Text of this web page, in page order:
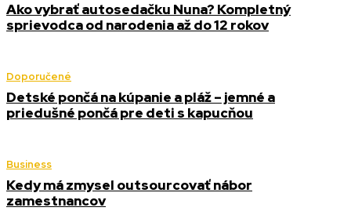
Ako vybrať autosedačku Nuna? Kompletný
sprievodca od narodenia až do 12 rokov
Doporučené
Detské pončá na kúpanie a pláž – jemné a
priedušné pončá pre deti s kapucňou
Business
Kedy má zmysel outsourcovať nábor
zamestnancov